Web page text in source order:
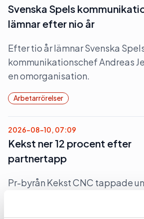
Svenska Spels
lämnar efter nio år
Efter tio år lämnar Svenska
kommunikationschef Andreas
en omorganisation.
Arbetarrörelser
2026-08-10, 07:09
Kekst ner 12 procent efter
partnertapp
Pr-byrån Kekst CNC tappade
partners, tappade byråintäkt